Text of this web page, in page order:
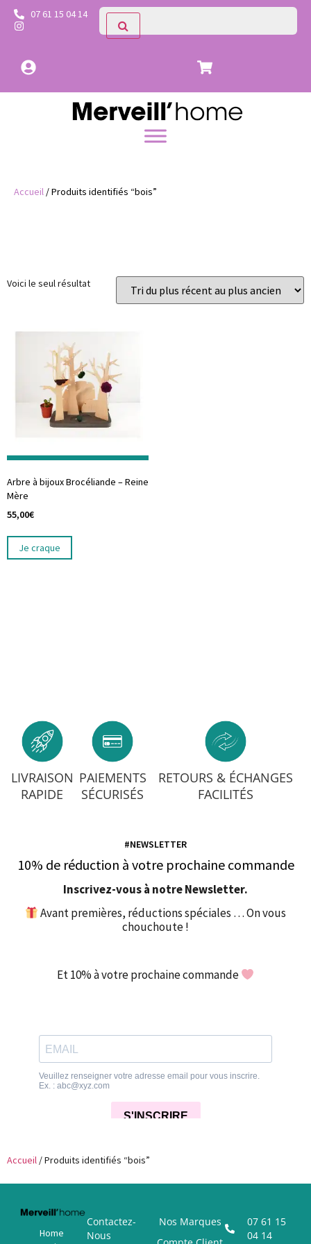
07 61 15 04 14
Accueil / Produits identifiés “bois”
Voici le seul résultat
Arbre à bijoux Brocéliande – Reine
Mère
55,00€
Je craque
LIVRAISON
RAPIDE
PAIEMENTS
SÉCURISÉS
RETOURS & ÉCHANGES
FACILITÉS
#NEWSLETTER
10% de réduction à votre prochaine commande
Inscrivez-vous à notre Newsletter.
Avant premières, réductions spéciales … On vous
chouchoute !
Et 10% à votre prochaine commande
Accueil / Produits identifiés “bois”
Home
Contactez-
Nous
Nos Marques
07 61 15
04 14